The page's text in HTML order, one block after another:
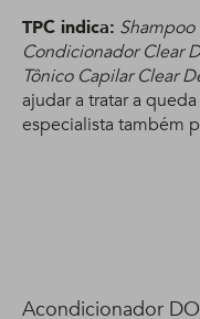
TPC indica:
Condicionador Clear
Tônico Capilar Clear
ajudar a tratar a
especialista também
Acondicionador